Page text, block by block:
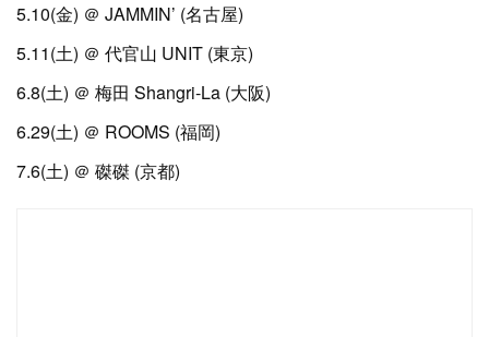
5.10(金) ＠ JAMMIN’ (名古屋)
5.11(土) ＠ 代官山 UNIT (東京)
6.8(土) ＠ 梅田 Shangri-La (大阪)
6.29(土) ＠ ROOMS (福岡)
7.6(土) ＠ 磔磔 (京都)